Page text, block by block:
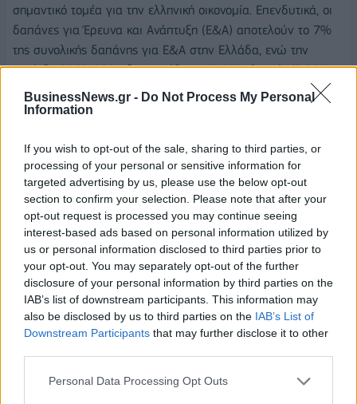
BusinessNews.gr - Do Not Process My Personal
Information
If you wish to opt-out of the sale, sharing to third parties, or
processing of your personal or sensitive information for
targeted advertising by us, please use the below opt-out
section to confirm your selection. Please note that after your
opt-out request is processed you may continue seeing
interest-based ads based on personal information utilized by
us or personal information disclosed to third parties prior to
your opt-out. You may separately opt-out of the further
disclosure of your personal information by third parties on the
IAB’s list of downstream participants. This information may
also be disclosed by us to third parties on the IAB’s List of
Downstream Participants that may further disclose it to other
Personal Data Processing Opt Outs
σημαντικό τομέα για την ελληνική οικονομία. Επενδυτικά, οι
δαπάνες για Έρευνα και Ανάπτυξη (Ε&Α) αποτελούν το 7%
της συνολικής δαπάνης για Ε&Α στην Ελλάδα, ενώ την
περίοδο 2002-2021 διενεργήθηκαν 3.499 κλινικές (2.000
ολοκληρωμένες) μελέτες ανεξαρτήτου φάσης ή σταδίου. Από
την άλλη, για το 2020 η εγχώρια παραγωγή φαρμακευτικών
ενώ με προστιθέμενη αξία στα 1,4 δισ. ευρώ αποτελεί το
6,9% της μεταποίησης). Οι απασχολούμενοι στην εγχώρια
παραγωγή φαρμακευτικών προϊόντων και φαρμακευτικών
σκευασμάτων ήταν 25,1 χιλ. άτομα το 2021, με περίπου
τους μισούς να είναι πανεπιστημιακής εκπαίδευσης. Πολύ
σημαντικός είναι και ο ρόλος του φαρμακευτικού κλάδου στο
συνολικό εξωτερικό εμπόριο, καθώς οι εξαγωγές
φαρμακευτικών προϊόντων ανήλθαν το 2021 σε 2,9 δισ.
ευρώ και αντιστοιχούν στο 7,3% του συνόλου των
ελληνικών εξαγωγών όλων των αγαθών για το 2021.
οικονομικό αποτύπωμα του κλάδου του φαρμάκου στην